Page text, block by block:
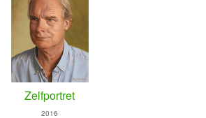
Zelfportret
2016